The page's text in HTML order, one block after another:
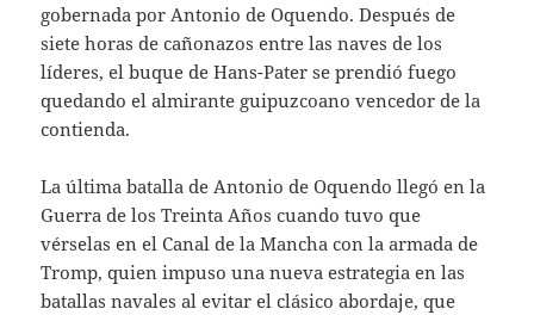
gobernada por Antonio de Oquendo. Después de
siete horas de cañonazos entre las naves de los
líderes, el buque de Hans-Pater se prendió fuego
quedando el almirante guipuzcoano vencedor de la
contienda.
La última batalla de Antonio de Oquendo llegó en la
Guerra de los Treinta Años cuando tuvo que
vérselas en el Canal de la Mancha con la armada de
Tromp, quien impuso una nueva estrategia en las
batallas navales al evitar el clásico abordaje, que